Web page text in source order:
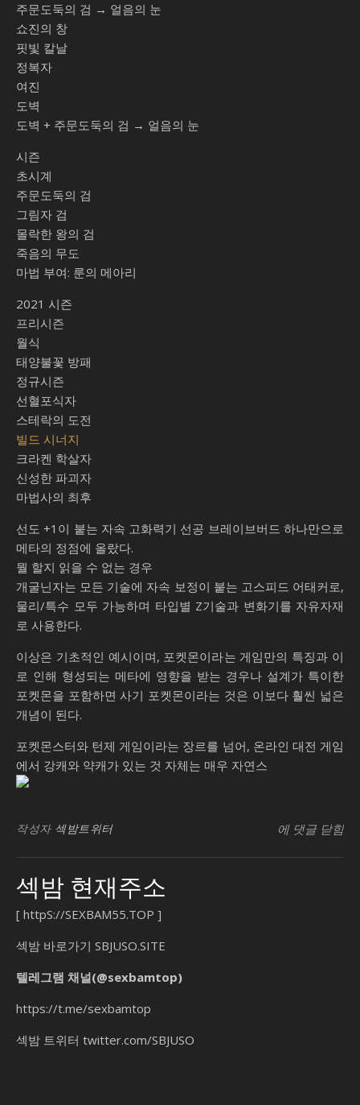
주문도둑의 검 → 얼음의 눈
쇼진의 창
핏빛 칼날
정복자
여진
도벽
도벽 + 주문도둑의 검 → 얼음의 눈
시즌
초시계
주문도둑의 검
그림자 검
몰락한 왕의 검
죽음의 무도
마법 부여: 룬의 메아리
2021 시즌
프리시즌
월식
태양불꽃 방패
정규시즌
선혈포식자
스테락의 도전
빌드 시너지
크라켄 학살자
신성한 파괴자
마법사의 최후
선도 +1이 붙는 자속 고화력기 선공 브레이브버드 하나만으로
메타의 정점에 올랐다.
뭘 할지 읽을 수 없는 경우
개굴닌자는 모든 기술에 자속 보정이 붙는 고스피드 어태커로,
물리/특수 모두 가능하며 타입별 Z기술과 변화기를 자유자재
로 사용한다.
이상은 기초적인 예시이며, 포켓몬이라는 게임만의 특징과 이
로 인해 형성되는 메타에 영향을 받는 경우나 설계가 특이한
포켓몬을 포함하면 사기 포켓몬이라는 것은 이보다 훨씬 넓은
개념이 된다.
포켓몬스터와 턴제 게임이라는 장르를 넘어, 온라인 대전 게임
에서 강캐와 약캐가 있는 것 자체는 매우 자연스
빈
조
백
나
는
수
요
칭
작성자 섹밤트위터 SB유흥지원센
에 댓글 닫힘
섹밤 현재주소
[ httpS://SEXBAM55.TOP ]
섹밤 바로가기 SBJUSO.SITE
텔레그램 채널(@sexbamtop)
https://t.me/sexbamtop
섹밤 트위터 twitter.com/SBJUSO